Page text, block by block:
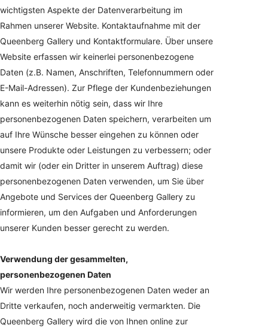
wichtigsten Aspekte der Datenverarbeitung im
Rahmen unserer Website. Kontaktaufnahme mit der
Queenberg Gallery und Kontaktformulare. Über unsere
Website erfassen wir keinerlei personenbezogene
Daten (z.B. Namen, Anschriften, Telefonnummern oder
E-Mail-Adressen). Zur Pflege der Kundenbeziehungen
kann es weiterhin nötig sein, dass wir Ihre
personenbezogenen Daten speichern, verarbeiten um
auf Ihre Wünsche besser eingehen zu können oder
unsere Produkte oder Leistungen zu verbessern; oder
damit wir (oder ein Dritter in unserem Auftrag) diese
personenbezogenen Daten verwenden, um Sie über
Angebote und Services der Queenberg Gallery zu
informieren, um den Aufgaben und Anforderungen
unserer Kunden besser gerecht zu werden.
Verwendung der gesammelten,
personenbezogenen Daten
Wir werden Ihre personenbezogenen Daten weder an
Dritte verkaufen, noch anderweitig vermarkten. Die
Queenberg Gallery wird die von Ihnen online zur